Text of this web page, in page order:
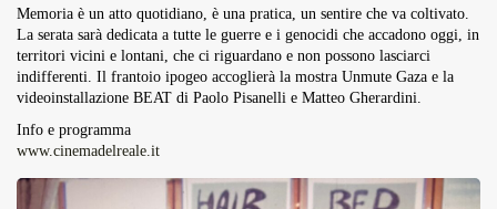
Memoria è un atto quotidiano, è una pratica, un sentire che va coltivato.
La serata sarà dedicata a tutte le guerre e i genocidi che accadono oggi, in
territori vicini e lontani, che ci riguardano e non possono lasciarci
indifferenti. Il frantoio ipogeo accoglierà la mostra Unmute Gaza e la
videoinstallazione BEAT di Paolo Pisanelli e Matteo Gherardini.
Info e programma
www.cinemadelreale.it